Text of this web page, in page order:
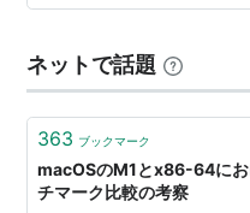
Add Configurationでう
かもスクロールできない
動きに若干違和…
ネットで話題
363 ブックマーク
macOSのM1とx86-64に
チマーク比較の考察